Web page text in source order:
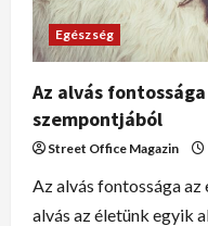
Egészség
Az alvás
szempontjából
Street Office Magazin
Az alvás fontossága
alvás az életünk egyik